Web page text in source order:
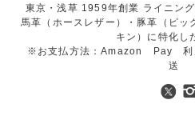
東京・浅草 1959年創業 ライニン
馬革（ホースレザー）・豚革（ピッ
キン）に特化し
※お支払方法：Amazon Pay 利
送